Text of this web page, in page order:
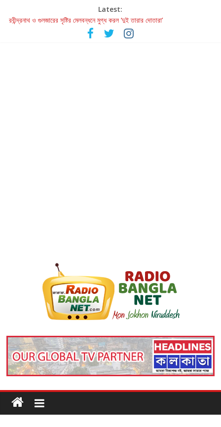
Latest:
রবীন্দ্রনাথ ও গুলজারের সৃষ্টির মেলবন্ধনে মুগ্ধ করল ‘দুই তারার দোতারা’
কলের গান থেকে রীলস্ — বাঙালির গান শোনার বিবর্তনের গল্প
জগন্নাথমঙ্গলম্ — বাংলায় প্রথমবার মঞ্চে এবার রথযাত্রার উদযাপন